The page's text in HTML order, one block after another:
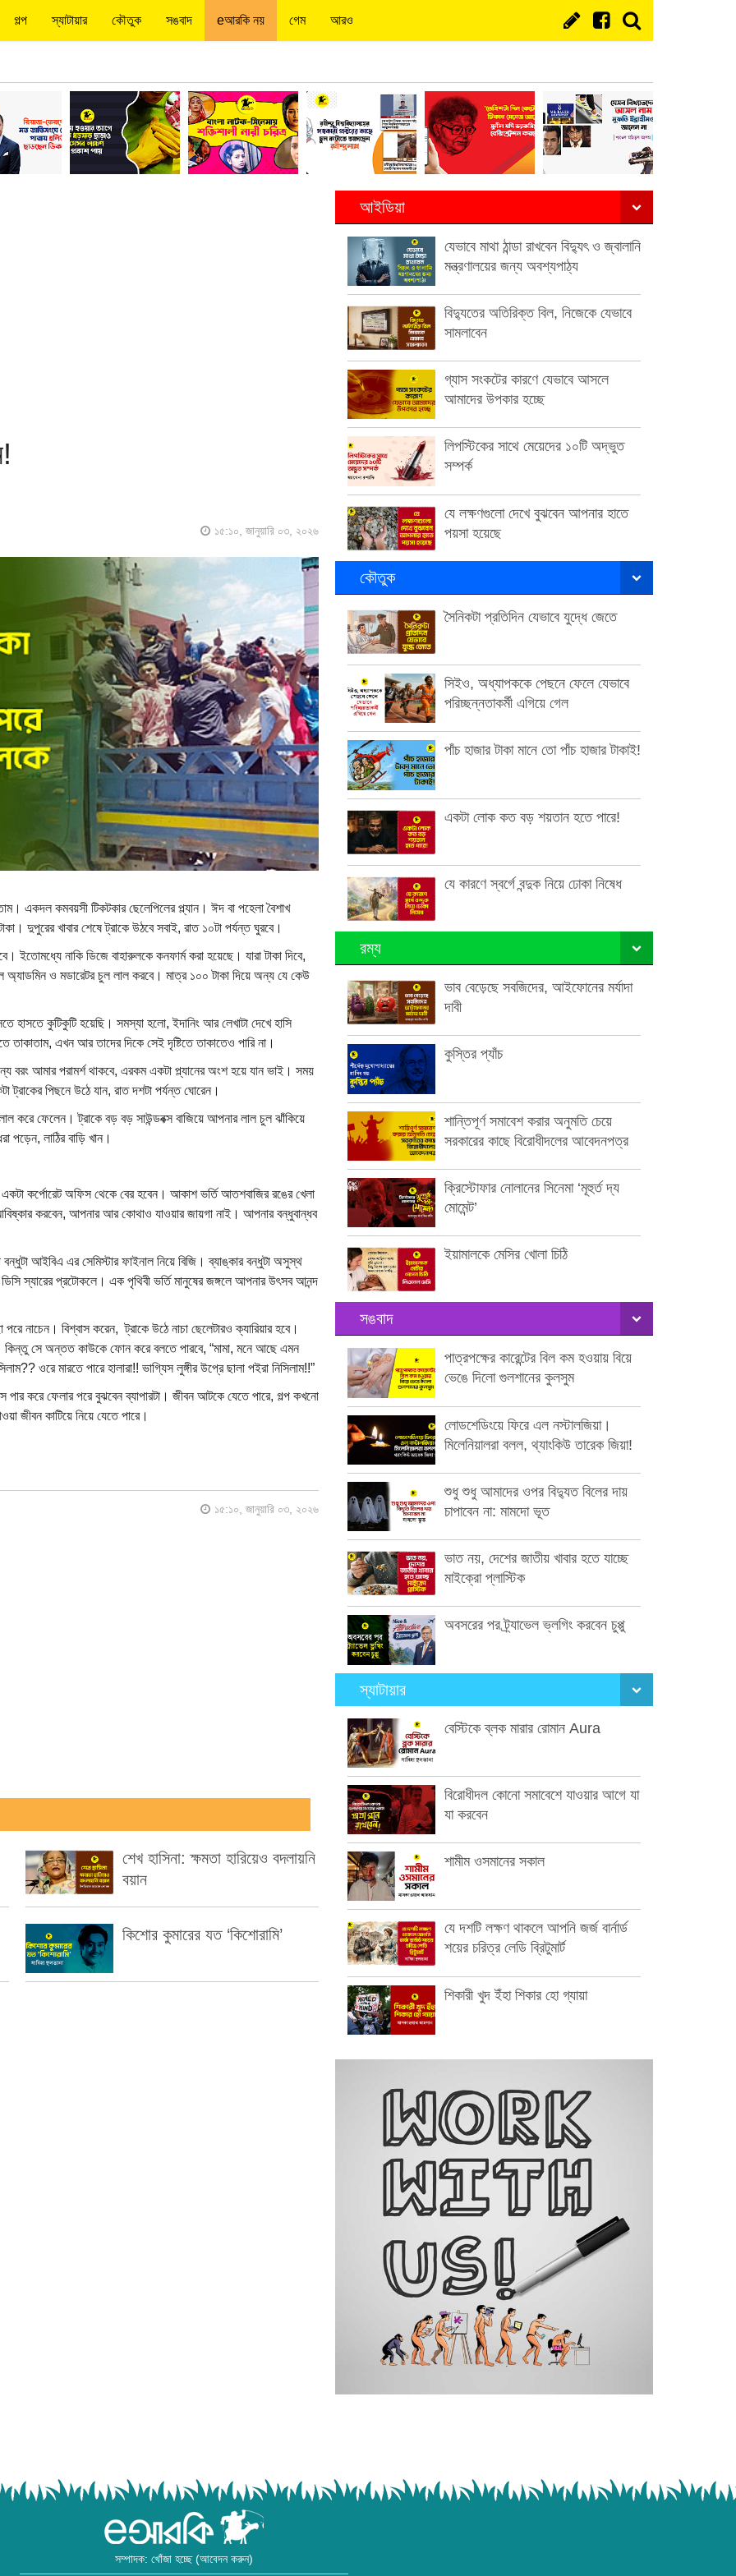
গল্প স্যাটায়ার কৌতুক সঙবাদ eআরকি নয় গেম আরও
১৫:১০, জানুয়ারি ০৩, ২০২৬
একদল কমবয়সী টিকটকার ছেলেপিলের প্ল্যান। ঈদ বা পহেলা বৈশাখ
দুপুরের খাবার শেষে ট্রাকে উঠবে সবাই, রাত ১০টা পর্যন্ত ঘুরবে।
ইতোমধ্যে নাকি ডিজে বাহারুলকে কনফার্ম করা হয়েছে। যারা টাকা দিবে,
অ্যাডমিন ও মডারেটর চুল লাল করবে। মাত্র ১০০ টাকা দিয়ে অন্য যে কেউ
হাসতে কুটিকুটি হয়েছি। সমস্যা হলো, ইদানিং আর লেখাটা দেখে হাসি
এখন আর তাদের দিকে সেই দৃষ্টিতে তাকাতেও পারি না।
বরং আমার পরামর্শ থাকবে, এরকম একটা প্ল্যানের অংশ হয়ে যান ভাই। সময়
পিছনে উঠে যান, রাত দশটা পর্যন্ত ঘোরেন।
করে ফেলেন। ট্রাকে বড় বড় সাউন্ডবক্স বাজিয়ে আপনার লাল চুল ঝাঁকিয়ে
পড়েন, লাঠির বাড়ি খান।
কর্পোরেট অফিস থেকে বের হবেন। আকাশ ভর্তি আতশবাজির রঙের খেলা
করবেন, আপনার আর কোথাও যাওয়ার জায়গা নাই। আপনার বন্ধুবান্ধব
বন্ধুটা আইবিএ এর সেমিস্টার ফাইনাল নিয়ে বিজি। ব্যাঙ্কার বন্ধুটা অসুস্থ
ডিসি স্যারের প্রটোকলে। এক পৃথিবী ভর্তি মানুষের জঙ্গলে আপনার উৎসব আনন্দ
নাচেন। বিশ্বাস করেন, ট্রাকে উঠে নাচা ছেলেটারও ক্যারিয়ার হবে।
সে অন্তত কাউকে ফোন করে বলতে পারবে, “মামা, মনে আছে এমন
ওরে মারতে পারে হালারা!! ভাগ্যিস লুঙ্গীর উপ্রে ছালা পইরা নিসিলাম!!”
পার করে ফেলার পরে বুঝবেন ব্যাপারটা। জীবন আটকে যেতে পারে, গল্প কখনো
জীবন কাটিয়ে নিয়ে যেতে পারে।
১৫:১০, জানুয়ারি ০৩, ২০২৬
শেখ হাসিনা: ক্ষমতা হারিয়েও বদলায়নি
বয়ান
কিশোর কুমারের যত ‘কিশোরামি’
আইডিয়া
যেভাবে মাথা ঠান্ডা রাখবেন বিদ্যুৎ ও জ্বালানি
মন্ত্রণালয়ের জন্য অবশ্যপাঠ্য
বিদ্যুতের অতিরিক্ত বিল, নিজেকে যেভাবে
সামলাবেন
গ্যাস সংকটের কারণে যেভাবে আসলে
আমাদের উপকার হচ্ছে
লিপস্টিকের সাথে মেয়েদের ১০টি অদ্ভুত
সম্পর্ক
যে লক্ষণগুলো দেখে বুঝবেন আপনার হাতে
পয়সা হয়েছে
কৌতুক
সৈনিকটা প্রতিদিন যেভাবে যুদ্ধে জেতে
সিইও, অধ্যাপককে পেছনে ফেলে যেভাবে
পরিচ্ছন্নতাকর্মী এগিয়ে গেল
পাঁচ হাজার টাকা মানে তো পাঁচ হাজার টাকাই!
একটা লোক কত বড় শয়তান হতে পারে!
যে কারণে স্বর্গে বন্দুক নিয়ে ঢোকা নিষেধ
রম্য
ভাব বেড়েছে সবজিদের, আইফোনের মর্যাদা
দাবী
কুস্তির প্যাঁচ
শান্তিপূর্ণ সমাবেশ করার অনুমতি চেয়ে
সরকারের কাছে বিরোধীদলের আবেদনপত্র
ক্রিস্টোফার নোলানের সিনেমা ‘মূহুর্ত দ্য
মোমেন্ট’
ইয়ামালকে মেসির খোলা চিঠি
সঙবাদ
পাত্রপক্ষের কারেন্টের বিল কম হওয়ায় বিয়ে
ভেঙে দিলো গুলশানের কুলসুম
লোডশেডিংয়ে ফিরে এল নস্টালজিয়া।
মিলেনিয়ালরা বলল, থ্যাংকিউ তারেক জিয়া!
শুধু শুধু আমাদের ওপর বিদ্যুত বিলের দায়
চাপাবেন না: মামদো ভূত
ভাত নয়, দেশের জাতীয় খাবার হতে যাচ্ছে
মাইক্রো প্লাস্টিক
অবসরের পর ট্র্যাভেল ভ্লগিং করবেন চুপ্পু
স্যাটায়ার
বেস্টিকে ব্লক মারার রোমান Aura
বিরোধীদল কোনো সমাবেশে যাওয়ার আগে যা
যা করবেন
শামীম ওসমানের সকাল
যে দশটি লক্ষণ থাকলে আপনি জর্জ বার্নার্ড
শয়ের চরিত্র লেডি ব্রিটুমার্ট
শিকারী খুদ ইঁহা শিকার হো গ্যায়া
সম্পাদক: খোঁজা হচ্ছে (আবেদন করুন)